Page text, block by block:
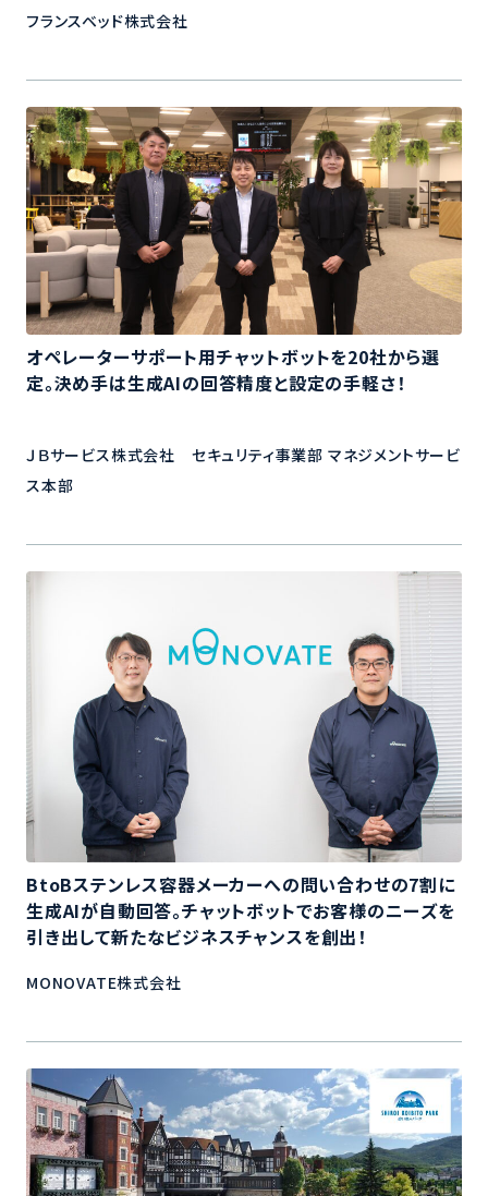
フランスベッド株式会社
オペレーターサポート用チャットボットを20社から選
定。決め手は生成AIの回答精度と設定の手軽さ！
ＪＢサービス株式会社 セキュリティ事業部 マネジメントサービ
ス本部
BtoBステンレス容器メーカーへの問い合わせの7割に
生成AIが自動回答。チャットボットでお客様のニーズを
引き出して新たなビジネスチャンスを創出！
MONOVATE株式会社